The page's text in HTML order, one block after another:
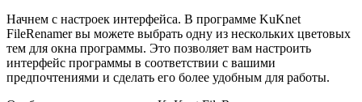
Начнем с настроек интерфейса. В программе KuKnet
FileRenamer вы можете выбрать одну из нескольких цветовых
тем для окна программы. Это позволяет вам настроить
интерфейс программы в соответствии с вашими
предпочтениями и сделать его более удобным для работы.